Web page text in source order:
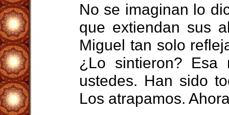
No se imaginan lo
que extiendan sus
Miguel tan solo
¿Lo sintieron?
ustedes. Han sido
Los atrapamos.